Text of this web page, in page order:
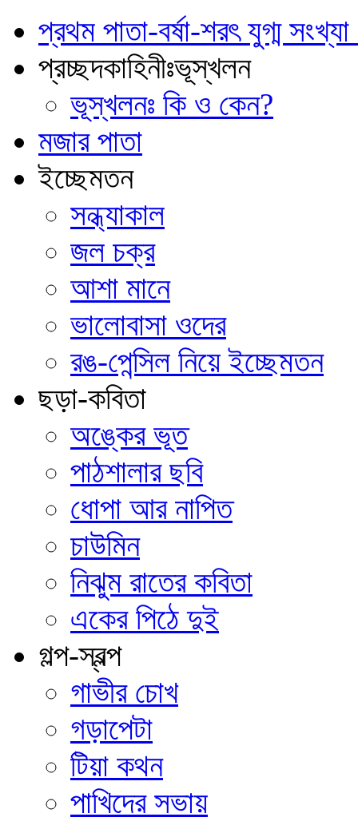
প্রথম পাতা-বর্ষা-শরৎ যুগ্ম
প্রচ্ছদকাহিনীঃভূস্খলন
ভূস্খলনঃ কি ও কেন?
মজার পাতা
ইচ্ছেমতন
সন্ধ্যাকাল
জল চক্র
আশা মানে
ভালোবাসা ওদের
রঙ-পেন্সিল নিয়ে ইচ্ছেমতন
ছড়া-কবিতা
অঙ্কের ভূত
পাঠশালার ছবি
ধোপা আর নাপিত
চাউমিন
নিঝুম রাতের কবিতা
একের পিঠে দুই
গল্প-স্বল্প
গাভীর চোখ
গড়াপেটা
টিয়া কথন
পাখিদের সভায়